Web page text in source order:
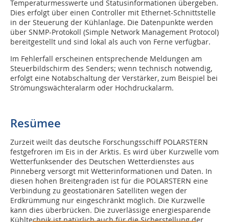
Temperaturmesswerte und Statusinformationen übergeben.
Dies erfolgt über einen Controller mit Ethernet-Schnittstelle
in der Steuerung der Kühlanlage. Die Datenpunkte werden
über SNMP-Protokoll (Simple Network Management Protocol)
bereitgestellt und sind lokal als auch von Ferne verfügbar.
Im Fehlerfall erscheinen entsprechende Meldungen am
Steuerbildschirm des Senders; wenn technisch notwendig,
erfolgt eine Notabschaltung der Verstärker, zum Beispiel bei
Strömungswächteralarm oder Hochdruckalarm.
Resümee
Zurzeit weilt das deutsche Forschungsschiff POLARSTERN
festgefroren im Eis in der Arktis. Es wird über Kurzwelle vom
Wetterfunksender des Deutschen Wetterdienstes aus
Pinneberg versorgt mit Wetterinformationen und Daten. In
diesen hohen Breitengraden ist für die POLARSTERN eine
Verbindung zu geostationären Satelliten wegen der
Erdkrümmung nur eingeschränkt möglich. Die Kurzwelle
kann dies überbrücken. Die zuverlässige energiesparende
Kühltechnik ist natürlich auch für die Sicherstellung der